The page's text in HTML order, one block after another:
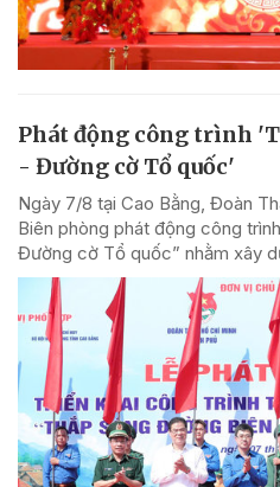
Phát động công trình
- Đường cờ Tổ quốc'
Ngày 7/8 tại Cao Bằng, Đoàn
Biên phòng phát động công
Đường cờ Tổ quốc” nhằm xây